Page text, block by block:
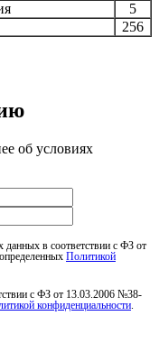
5
256
об условиях
в соответствии с ФЗ от
Политикой
с ФЗ от 13.03.2006 №38-
конфиденциальности.